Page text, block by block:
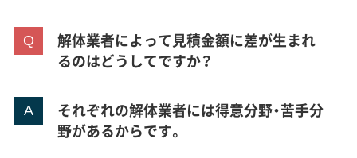
解体業者によって見積金額に差が生まれ
るのはどうしてですか？
それぞれの解体業者には得意分野・苦手分
野があるからです。